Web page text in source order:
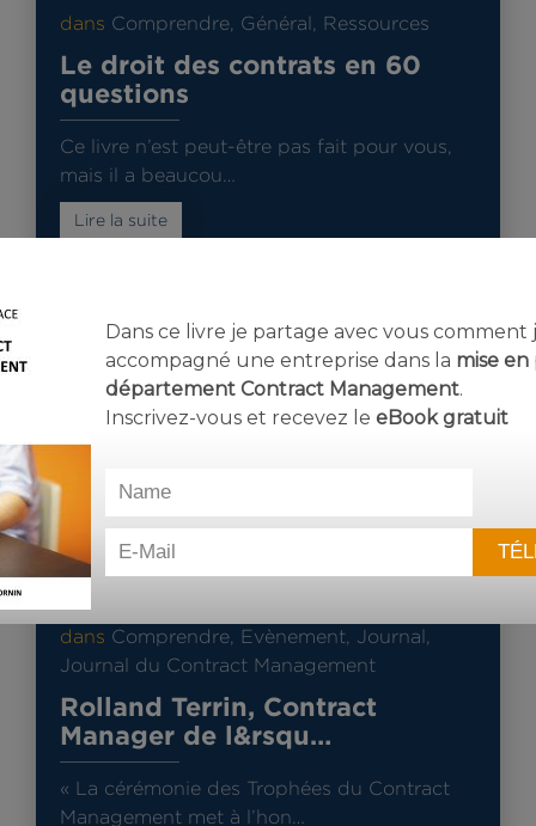
dans Comprendre Général Ressources
Le droit des contrats en 60
questions
Ce livre n’est peut-être pas fait pour vous,
mais il a beaucou…
Lire la suite
dans Comprendre Evènement Journal
Journal du Contract Management
Rolland Terrin, Contract
Manager de l&rsqu…
« La cérémonie des Trophées du Contract
Management met à l’hon…
Dans ce livre je partage avec vous comment
accompagné une entreprise dans la mise en
département Contract Management.
Inscrivez-vous et recevez le eBookgratuit